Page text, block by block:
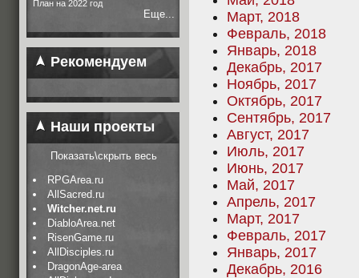
План на 2022 год
Еще...
Рекомендуем
Наши проекты
Показать\скрыть весь
RPGArea.ru
AllSacred.ru
Witcher.net.ru
DiabloArea.net
RisenGame.ru
AllDisciples.ru
DragonAge-area
Март, 2018
Февраль, 2018
Январь, 2018
Декабрь, 2017
Ноябрь, 2017
Октябрь, 2017
Сентябрь, 2017
Август, 2017
Июль, 2017
Июнь, 2017
Май, 2017
Апрель, 2017
Март, 2017
Февраль, 2017
Январь, 2017
Декабрь, 2016